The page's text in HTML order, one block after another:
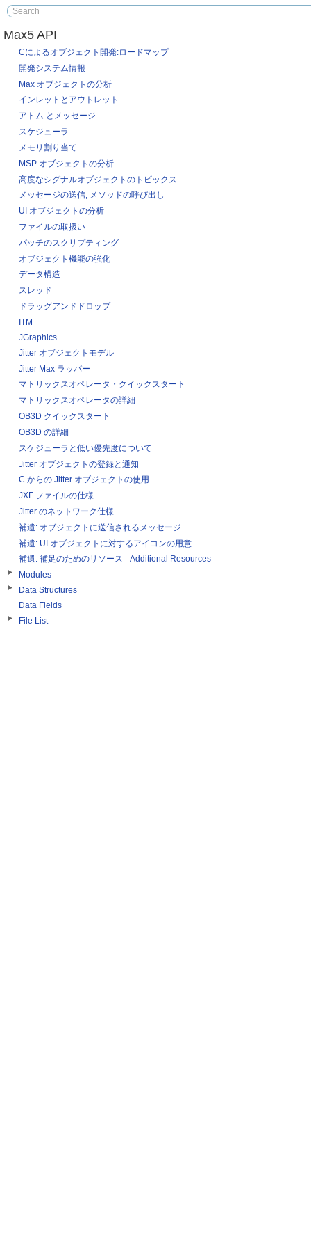
Max5 API
Cによるオブジェクト開発:ロードマップ
開発システム情報
Max オブジェクトの分析
インレットとアウトレット
アトム とメッセージ
スケジューラ
メモリ割り当て
MSP オブジェクトの分析
高度なシグナルオブジェクトのトピックス
メッセージの送信, メソッドの呼び出し
UI オブジェクトの分析
ファイルの取扱い
パッチのスクリプティング
オブジェクト機能の強化
データ構造
スレッド
ドラッグアンドドロップ
ITM
JGraphics
Jitter オブジェクトモデル
Jitter Max ラッパー
マトリックスオペレータ・クイックスタート
マトリックスオペレータの詳細
OB3D クイックスタート
OB3D の詳細
スケジューラと低い優先度について
Jitter オブジェクトの登録と通知
C からの Jitter オブジェクトの使用
JXF ファイルの仕様
Jitter のネットワーク仕様
補遺: オブジェクトに送信されるメッセージ
補遺: UI オブジェクトに対するアイコンの用意
補遺: 補足のためのリソース - Additional Resources
Modules
Data Structures
Data Fields
File List